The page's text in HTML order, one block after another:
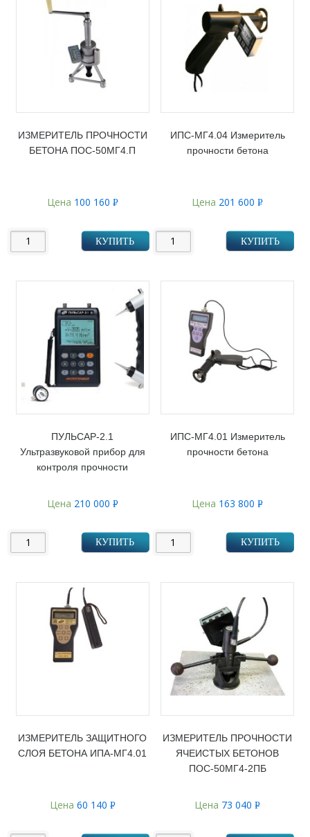
ИЗМЕРИТЕЛЬ ПРОЧНОСТИ
БЕТОНА ПОС-50МГ4.П
Цена 100 160 Р
КУПИТЬ
ИПС-МГ4.04 Измеритель
прочности бетона
Цена 201 600Р
КУПИТЬ
ПУЛЬСАР-2.1
Ультразвуковой прибор для
контроля прочности
Цена 210 000 Р
КУПИТЬ
ИПС-МГ4.01 Измеритель
прочности бетона
Цена 163 800Р
КУПИТЬ
ИЗМЕРИТЕЛЬ ЗАЩИТНОГО
СЛОЯ БЕТОНА ИПА-МГ4.01
Цена 60 140 Р
ИЗМЕРИТЕЛЬ ПРОЧНОСТИ
ЯЧЕИСТЫХ БЕТОНОВ
ПОС-50МГ4-2ПБ
Цена 73 040Р